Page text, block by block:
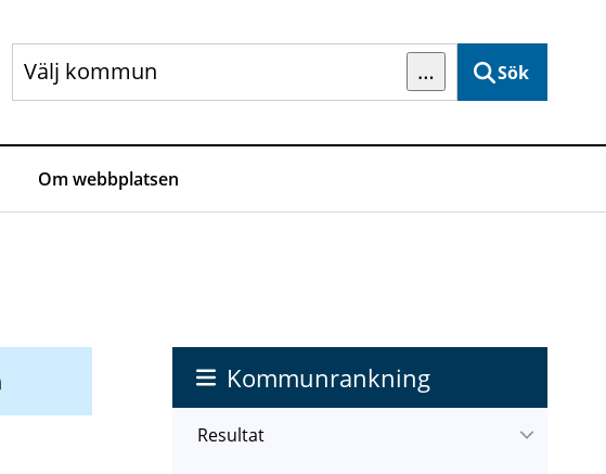
… Sök
Om webbplatsen
Kommunrankning
Resultat